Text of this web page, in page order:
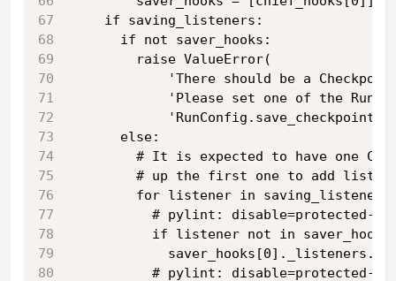
    if saving_listeners:
      if not saver_hooks:
        raise ValueError(
'There should be a
'Please set one of the
      else:
# It is expected to have one
# up the first one to add
for listener in
# pylint: disable=protected-
if listener not in
# pylint: disable=protected-